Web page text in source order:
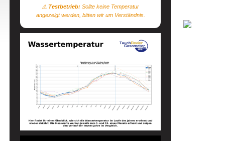
⚠️ Testbetrieb: Sollte keine Temperatur
angezeigt werden, bitten wir um Verständnis.